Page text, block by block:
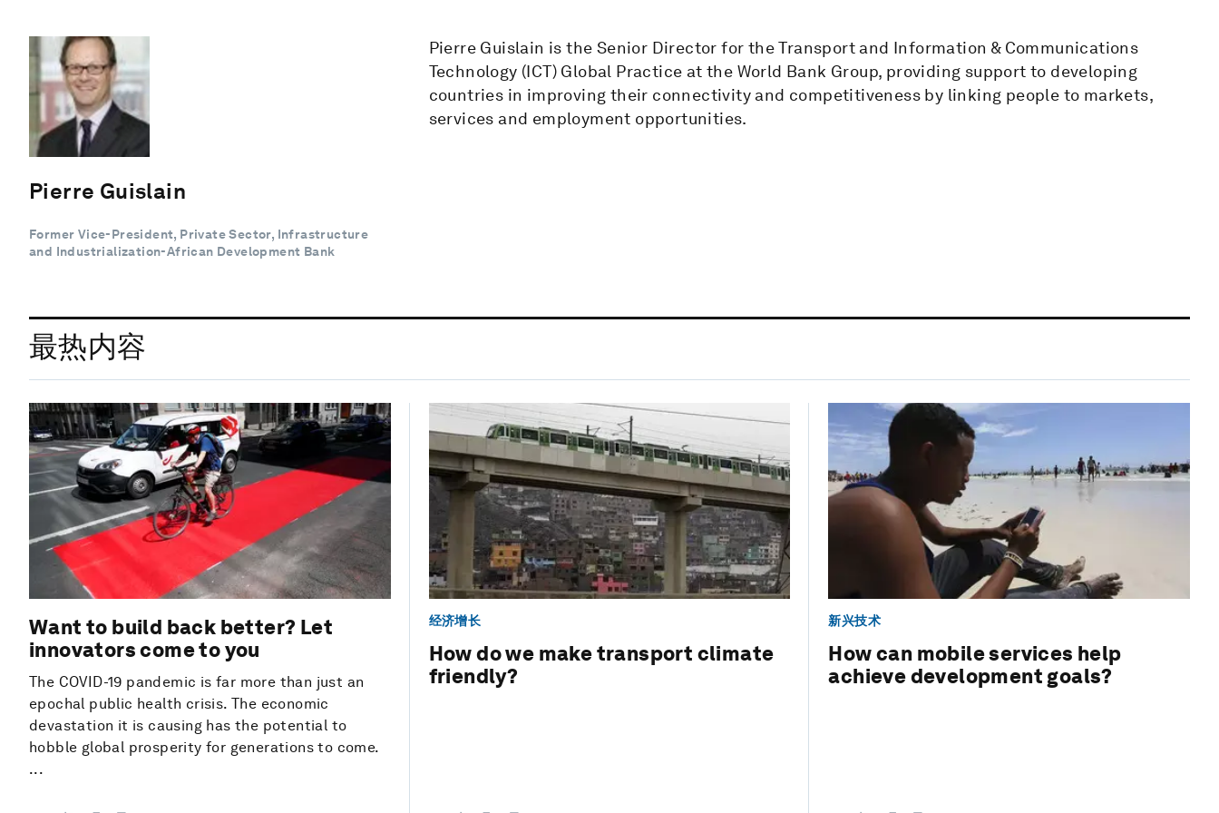
Pierre Guislain
Former Vice-President, Private Sector, Infrastructure
and Industrialization-African Development Bank
Pierre Guislain is the Senior Director for the Transport and Information & Communications
Technology (ICT) Global Practice at the World Bank Group, providing support to developing
countries in improving their connectivity and competitiveness by linking people to markets,
services and employment opportunities.
最热内容
Want to build back better? Let
innovators come to you
The COVID-19 pandemic is far more than just an
epochal public health crisis. The economic
devastation it is causing has the potential to
hobble global prosperity for generations to come.
...
经济增长
How do we make transport climate
friendly?
新兴技术
How can mobile services help
achieve development goals?